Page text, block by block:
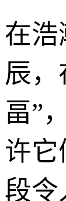
在
辰
畐”
许
段令